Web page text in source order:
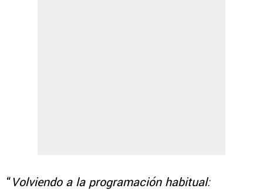
“Volviendo a la programación habitual: